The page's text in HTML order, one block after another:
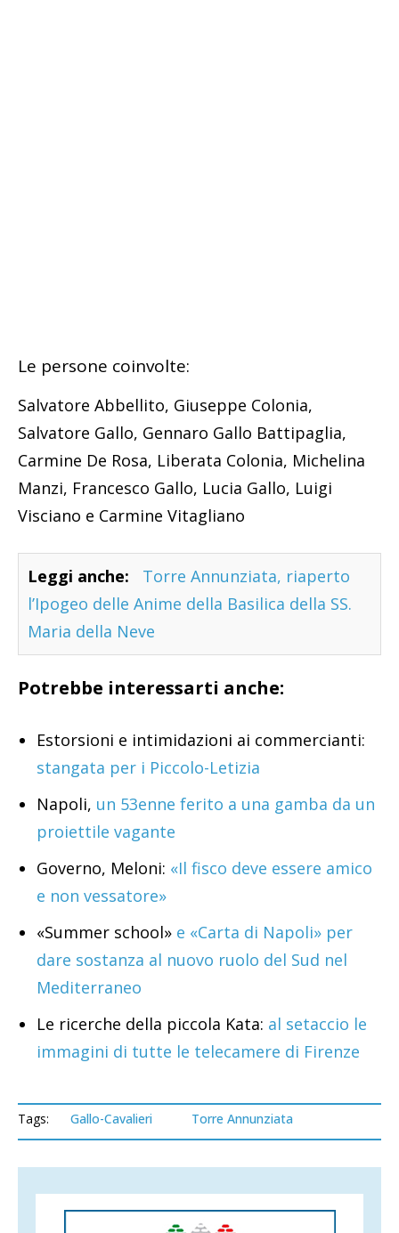
Le persone coinvolte:
Salvatore Abbellito, Giuseppe Colonia,
Salvatore Gallo, Gennaro Gallo Battipaglia,
Carmine De Rosa, Liberata Colonia, Michelina
Manzi, Francesco Gallo, Lucia Gallo, Luigi
Visciano e Carmine Vitagliano
Leggi anche:
Torre Annunziata, riaperto
l’Ipogeo delle Anime della Basilica della SS.
Maria della Neve
Potrebbe interessarti anche:
Estorsioni e intimidazioni ai commercianti:
stangata per i Piccolo-Letizia
Napoli, un 53enne ferito a una gamba da un
proiettile vagante
Governo, Meloni: «Il fisco deve essere amico
e non vessatore»
«Summer school» e «Carta di Napoli» per
dare sostanza al nuovo ruolo del Sud nel
Mediterraneo
Le ricerche della piccola Kata: al setaccio le
immagini di tutte le telecamere di Firenze
Tags: Gallo-Cavalieri Torre Annunziata